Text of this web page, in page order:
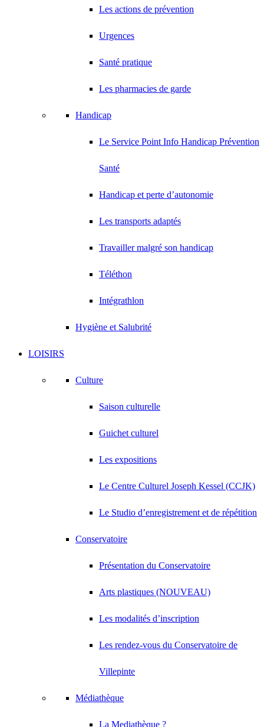
Les actions de prévention
Urgences
Santé pratique
Les pharmacies de garde
Handicap
Le Service Point Info Handicap Prévention
Santé
Handicap et perte d’autonomie
Les transports adaptés
Travailler malgré son handicap
Téléthon
Intégrathlon
Hygiène et Salubrité
LOISIRS
Culture
Saison culturelle
Guichet culturel
Les expositions
Le Centre Culturel Joseph Kessel (CCJK)
Le Studio d’enregistrement et de répétition
Conservatoire
Présentation du Conservatoire
Arts plastiques (NOUVEAU)
Les modalités d’inscription
Les rendez-vous du Conservatoire de
Villepinte
Médiathèque
La Mediathèque ?